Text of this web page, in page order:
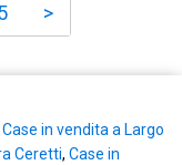
>
Case in vendita a Largo
Ceretti, Case in